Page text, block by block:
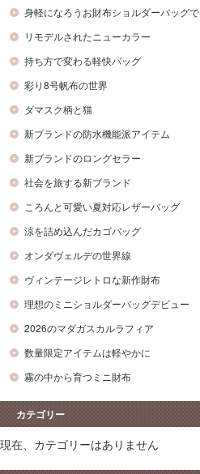
身軽になろうお財布ショルダーバッグで
リモデルされたニューカラー
持ち方で変わる軽快バッグ
彩り8号帆布の世界
ダマスク柄と猫
新ブランドの防水機能派アイテム
新ブランドのロングセラー
社会を旅する新ブランド
ころんと可愛い夏対応レザーバッグ
涼を詰め込んだカゴバッグ
オンダヴェルデの世界線
ヴィンテージレトロな新作財布
理想のミニショルダーバッグデビュー
2026のマダガスカルラフィア
数量限定アイテムは軽やかに
霧の中から育つミニ財布
カテゴリー
現在、カテゴリーはありません